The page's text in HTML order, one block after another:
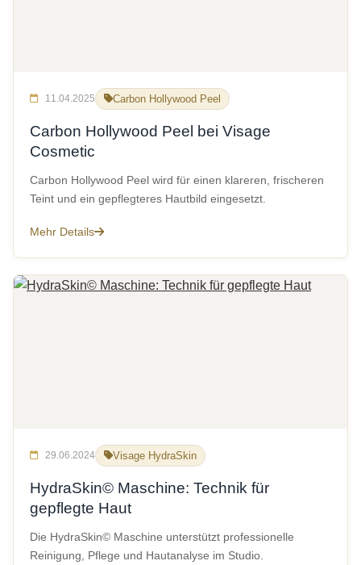
11.04.2025 Carbon Hollywood Peel
Carbon Hollywood Peel bei Visage
Cosmetic
Carbon Hollywood Peel wird für einen klareren, frischeren
Teint und ein gepflegteres Hautbild eingesetzt.
Mehr Details
29.06.2024 Visage HydraSkin
HydraSkin© Maschine: Technik für
gepflegte Haut
Die HydraSkin© Maschine unterstützt professionelle
Reinigung, Pflege und Hautanalyse im Studio.